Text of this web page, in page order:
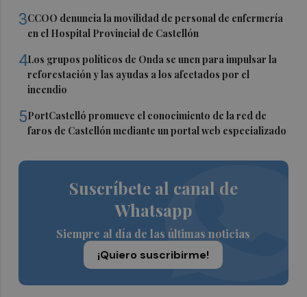
3CCOO denuncia la movilidad de personal de enfermería
en el Hospital Provincial de Castellón
4Los grupos políticos de Onda se unen para impulsar la
reforestación y las ayudas a los afectados por el
incendio
5PortCastelló promueve el conocimiento de la red de
faros de Castellón mediante un portal web especializado
Suscríbete al canal de
Whatsapp
Siempre al día de las últimas noticias
¡Quiero suscribirme!